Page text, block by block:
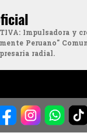
Impulsadora y
Peruano"
radial.